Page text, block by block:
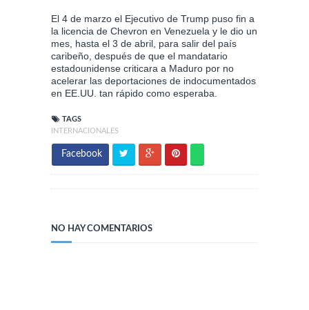
El 4 de marzo el Ejecutivo de Trump puso fin a
la licencia de Chevron en Venezuela y le dio un
mes, hasta el 3 de abril, para salir del país
caribeño, después de que el mandatario
estadounidense criticara a Maduro por no
acelerar las deportaciones de indocumentados
en EE.UU. tan rápido como esperaba.
TAGS
INTERNACIONALES
Facebook
NO HAY COMENTARIOS